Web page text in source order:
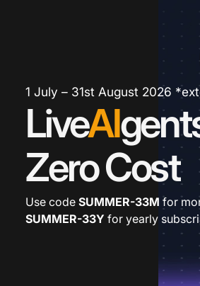
1 July – 31st August 2026
LiveAI
Zero Cost
Use code SUMMER-33M for
SUMMER-33Y for yearly